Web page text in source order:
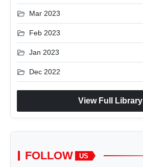
folder_open Mar 2023
folder_open Feb 2023
folder_open Jan 2023
folder_open Dec 2022
View Full Library
FOLLOW US